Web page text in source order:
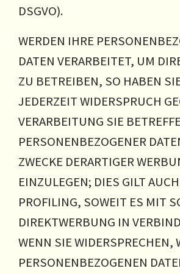
DSGVO).
WERDEN IHRE
DATEN VERARBEITET, UM
ZU BETREIBEN, SO HABEN
JEDERZEIT WIDERSPRUCH
VERARBEITUNG SIE
PERSONENBEZOGENER
ZWECKE DERARTIGER
EINZULEGEN; DIES GILT
PROFILING, SOWEIT ES MIT
DIREKTWERBUNG IN
WENN SIE WIDERSPRECHEN,
PERSONENBEZOGENEN